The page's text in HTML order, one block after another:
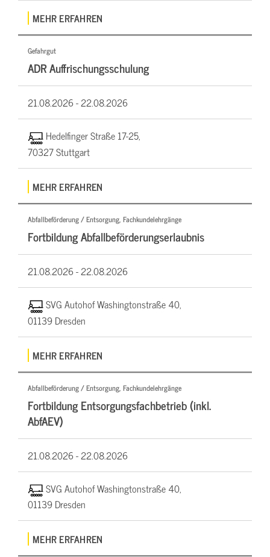
MEHR ERFAHREN
Gefahrgut
ADR Auffrischungsschulung
21.08.2026 -22.08.2026
Hedelfinger Straße 17-25,
70327 Stuttgart
MEHR ERFAHREN
Abfallbeförderung / Entsorgung, Fachkundelehrgänge
Fortbildung Abfallbeförderungserlaubnis
21.08.2026 -22.08.2026
SVG Autohof Washingtonstraße 40,
01139 Dresden
MEHR ERFAHREN
Abfallbeförderung / Entsorgung, Fachkundelehrgänge
Fortbildung Entsorgungsfachbetrieb (inkl.
AbfAEV)
21.08.2026 -22.08.2026
SVG Autohof Washingtonstraße 40,
01139 Dresden
MEHR ERFAHREN